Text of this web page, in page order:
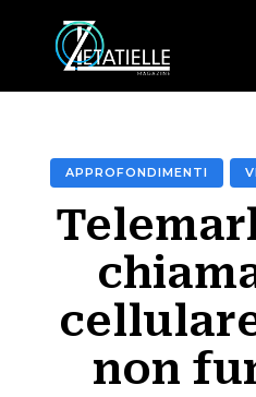
APPROFONDIMENTI
non